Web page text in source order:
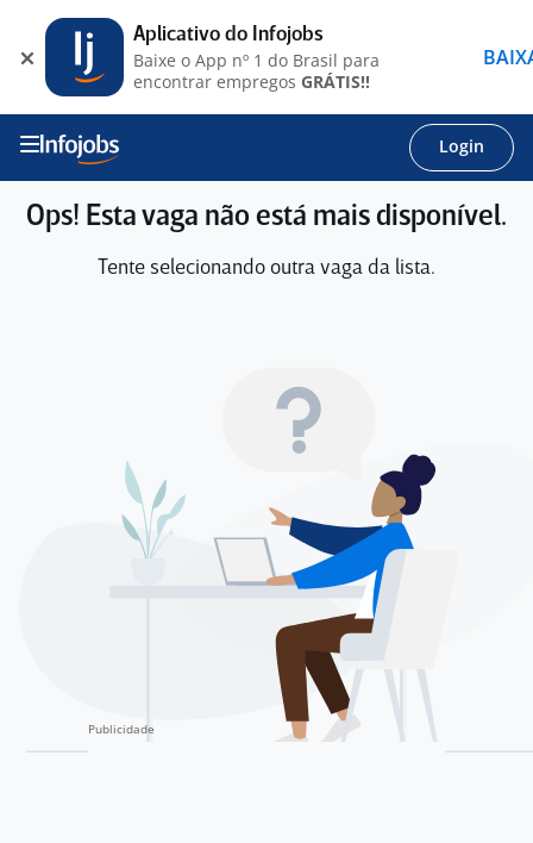
Login
Ops! Esta vaga não está mais disponível.
Tente selecionando outra vaga da lista.
Aplicativo do Infojobs
Baixe o App nº 1 do Brasil para
encontrar empregos GRÁTIS!!